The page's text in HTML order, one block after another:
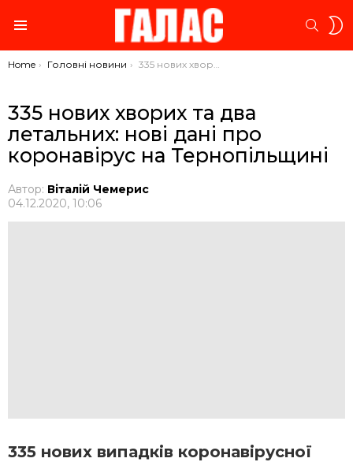
You are here:
Home Головні новини 335 нових хворих та два летальних: нові дані про коронавірус на Тернопільщині
335 нових хворих та два
летальних: нові дані про
коронавірус на Тернопільщині
Автор: Віталій Чемерис
04.12.2020, 10:06
335 нових випадків коронавірусної